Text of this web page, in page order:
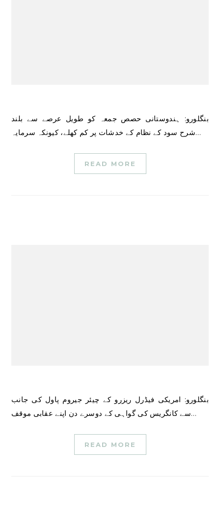
بنگلورو: ہندوستانی حصص جمعہ کو طویل عرصے سے بلند
شرح سود کے نظام کے خدشات پر کم کھلے، کیونکہ سرمایہ…
READ MORE
بنگلورو: امریکی فیڈرل ریزرو کے چیئر جیروم پاول کی جانب
سے کانگریس کی گواہی کے دوسرے دن اپنے عقابی موقف…
READ MORE